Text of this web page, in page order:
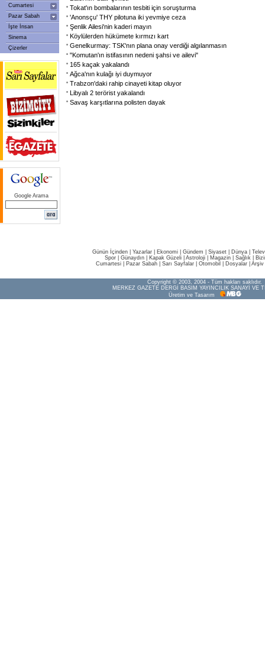
Cumartesi
Pazar Sabah
İşte İnsan
Sinema
Çizerler
Google Arama
Tokat'ın bombalarının tesbiti için soruşturma
'Anonsçu' THY pilotuna iki yevmiye ceza
Şenlik Ailesi'nin kaderi mayın
Köylülerden hükümete kırmızı kart
Genelkurmay: TSK'nın plana onay verdiği algılanmasın
"Komutan'ın istifasının nedeni şahsi ve ailevi"
165 kaçak yakalandı
Ağca'nın kulağı iyi duymuyor
Trabzon'daki rahip cinayeti kitap oluyor
Libyalı 2 terörist yakalandı
Savaş karşıtlarına polisten dayak
Günün İçinden Yazarlar Ekonomi Gündem Siyaset Dünya |
Spor
Günaydın Kapak Güzeli Astroloji Magazin Sağlık
Cumartesi
Pazar Sabah Sarı Sayfalar Otomobil Dosyalar Arşiv
Copyright © 2003, 2004 - Tüm hakları saklıdır.
MERKEZ GAZETE DERGİ BASIM YAYINCILIK SANAYİ VE
Üretim ve Tasarım